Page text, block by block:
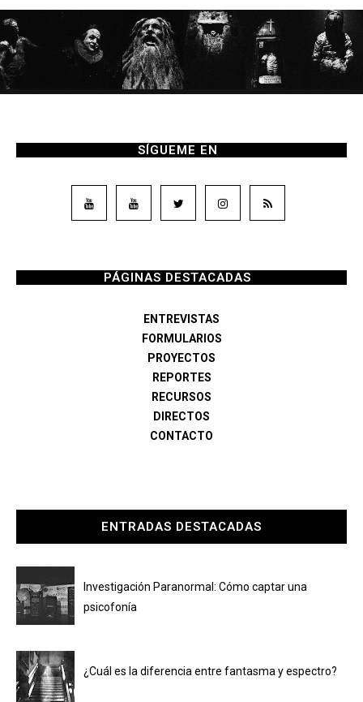
SÍGUEME EN
PÁGINAS DESTACADAS
ENTREVISTAS
FORMULARIOS
PROYECTOS
REPORTES
RECURSOS
DIRECTOS
CONTACTO
ENTRADAS DESTACADAS
Investigación Paranormal: Cómo captar una
psicofonía
¿Cuál es la diferencia entre fantasma y espectro?